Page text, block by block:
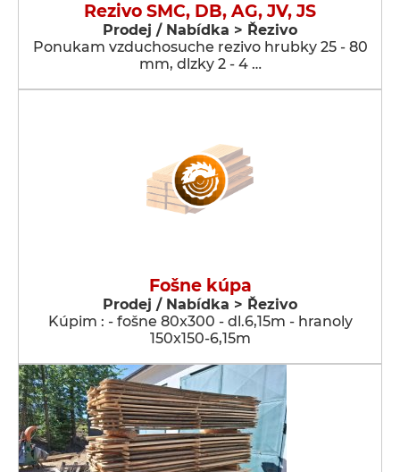
Rezivo SMC, DB, AG, JV, JS
Prodej / Nabídka > Řezivo
Ponukam vzduchosuche rezivo hrubky 25 - 80
mm, dlzky 2 - 4 …
Fošne kúpa
Prodej / Nabídka > Řezivo
Kúpim : - fošne 80x300 - dl.6,15m - hranoly
150x150-6,15m